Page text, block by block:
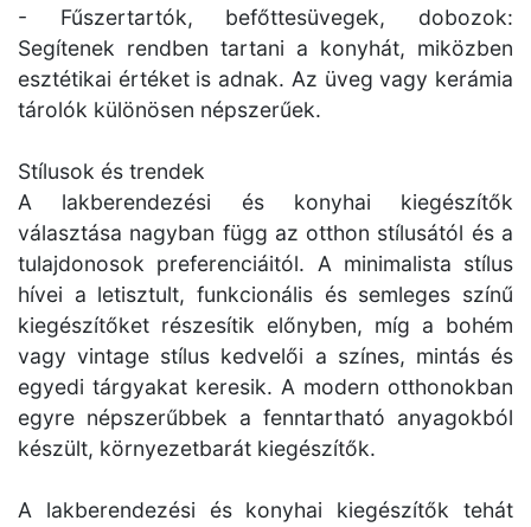
- Fűszertartók, befőttesüvegek, dobozok:
Segítenek rendben tartani a konyhát, miközben
esztétikai értéket is adnak. Az üveg vagy kerámia
tárolók különösen népszerűek.
Stílusok és trendek
A lakberendezési és konyhai kiegészítők
választása nagyban függ az otthon stílusától és a
tulajdonosok preferenciáitól. A minimalista stílus
hívei a letisztult, funkcionális és semleges színű
kiegészítőket részesítik előnyben, míg a bohém
vagy vintage stílus kedvelői a színes, mintás és
egyedi tárgyakat keresik. A modern otthonokban
egyre népszerűbbek a fenntartható anyagokból
készült, környezetbarát kiegészítők.
A lakberendezési és konyhai kiegészítők tehát